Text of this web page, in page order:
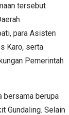
tersebut
para Asisten
Karo, serta
Pemerintah
bersama berupa
Gundaling. Selain